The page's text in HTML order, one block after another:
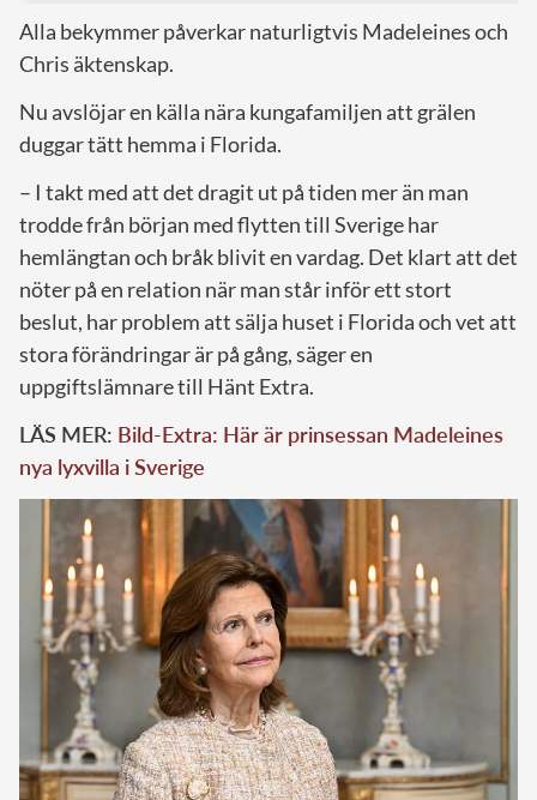
Alla bekymmer påverkar naturligtvis Madeleines och
Chris äktenskap.
Nu avslöjar en källa nära kungafamiljen att grälen
duggar tätt hemma i Florida.
– I takt med att det dragit ut på tiden mer än man
trodde från början med flytten till Sverige har
hemlängtan och bråk blivit en vardag. Det klart att det
nöter på en relation när man står inför ett stort
beslut, har problem att sälja huset i Florida och vet att
stora förändringar är på gång, säger en
uppgiftslämnare till Hänt Extra.
LÄS MER: Bild-Extra: Här är prinsessan Madeleines
nya lyxvilla i Sverige